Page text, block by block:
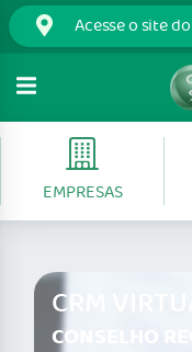
EMPRESAS
CRM
CONSELHO